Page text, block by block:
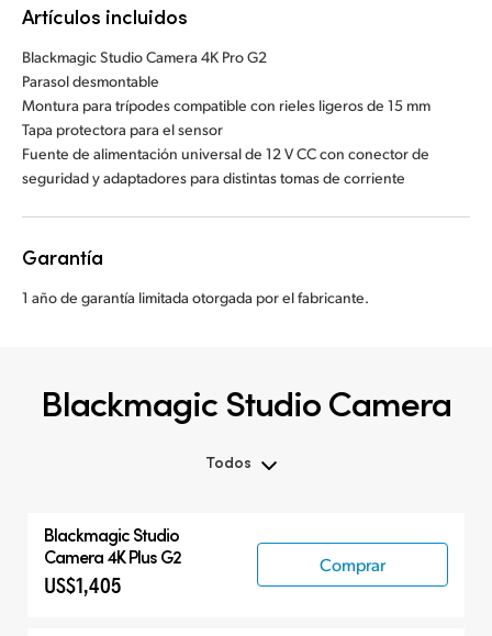
Artículos incluidos
Blackmagic Studio Camera 4K Pro G2
Parasol desmontable
Montura para trípodes compatible con rieles ligeros de 15 mm
Tapa protectora para el sensor
Fuente de alimentación universal de 12 V CC con conector de
seguridad y adaptadores para distintas tomas de corriente
Garantía
1 año de garantía limitada otorgada por el fabricante.
Blackmagic Studio Camera
Todos
Blackmagic Studio Camera
Accesorios
BlackmagicStudio
Camera 4K Plus G2
US$1,405
Comprar